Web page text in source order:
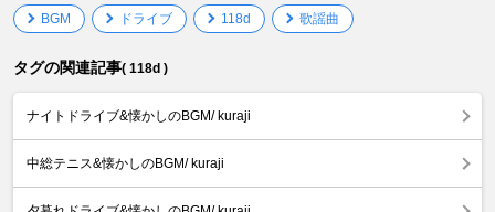
BGM ドライブ 118d 歌謡曲
タグの関連記事( 118d )
ナイトドライブ&懐かしのBGM/ kuraji
中総テニス&懐かしのBGM/ kuraji